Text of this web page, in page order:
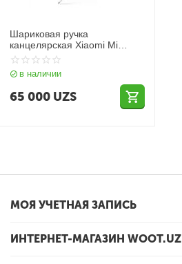
Шариковая ручка
канцелярская Xiaomi Mi
Aluminum Rollerball Pen White
в наличии
65 000 UZS
МОЯ УЧЕТНАЯ ЗАПИСЬ
ИНТЕРНЕТ-МАГАЗИН WOOT.UZ